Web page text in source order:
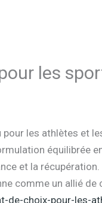
les
les athlètes et
équilibrée
et la
comme un allié de
de-choix-pour-les-